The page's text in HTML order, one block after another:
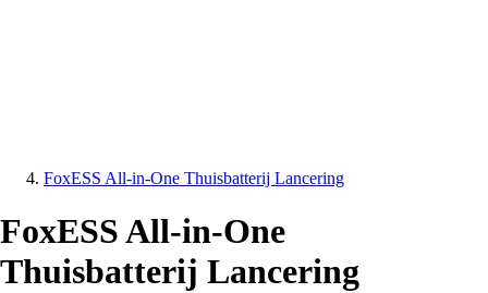
FoxESS All-in-One Thuisbatterij Lancering
FoxESS All-in-One
Thuisbatterij Lancering